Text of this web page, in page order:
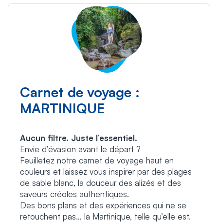
Carnet de voyage :
MARTINIQUE
Aucun filtre. Juste l’essentiel.
Envie d’évasion avant le départ ?
Feuilletez notre carnet de voyage haut en
couleurs et laissez vous inspirer par des plages
de sable blanc, la douceur des alizés et des
saveurs créoles authentiques.
Des bons plans et des expériences qui ne se
retouchent pas… la Martinique, telle qu’elle est.